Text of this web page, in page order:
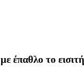
με έπαθλο το